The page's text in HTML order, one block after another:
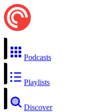
Podcasts
Playlists
Discover